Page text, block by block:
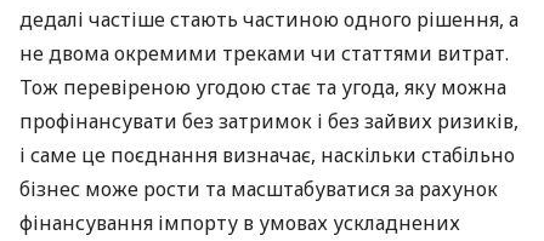
дедалі частіше стають частиною одного рішення, а
не двома окремими треками чи статтями витрат.
Тож перевіреною угодою стає та угода, яку можна
профінансувати без затримок і без зайвих ризиків,
і саме це поєднання визначає, наскільки стабільно
бізнес може рости та масштабуватися за рахунок
фінансування імпорту в умовах ускладнених